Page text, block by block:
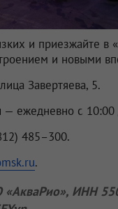
и приезжайте в
и новыми
Завертяева, 5.
— ежедневно с 10:00
485–300.
.
, ИНН